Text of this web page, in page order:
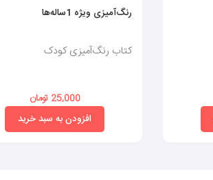
رنگ‌آمیزی ویژه 1ساله‌ها
کتاب رنگ‌آمیزی کودک
25,000 تومان
افزودن به سبد خرید